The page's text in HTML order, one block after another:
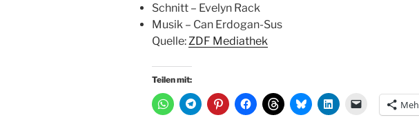
Schnitt – Evelyn Rack
Musik – Can Erdogan-Sus
Quelle: ZDF Mediathek
Teilen mit: